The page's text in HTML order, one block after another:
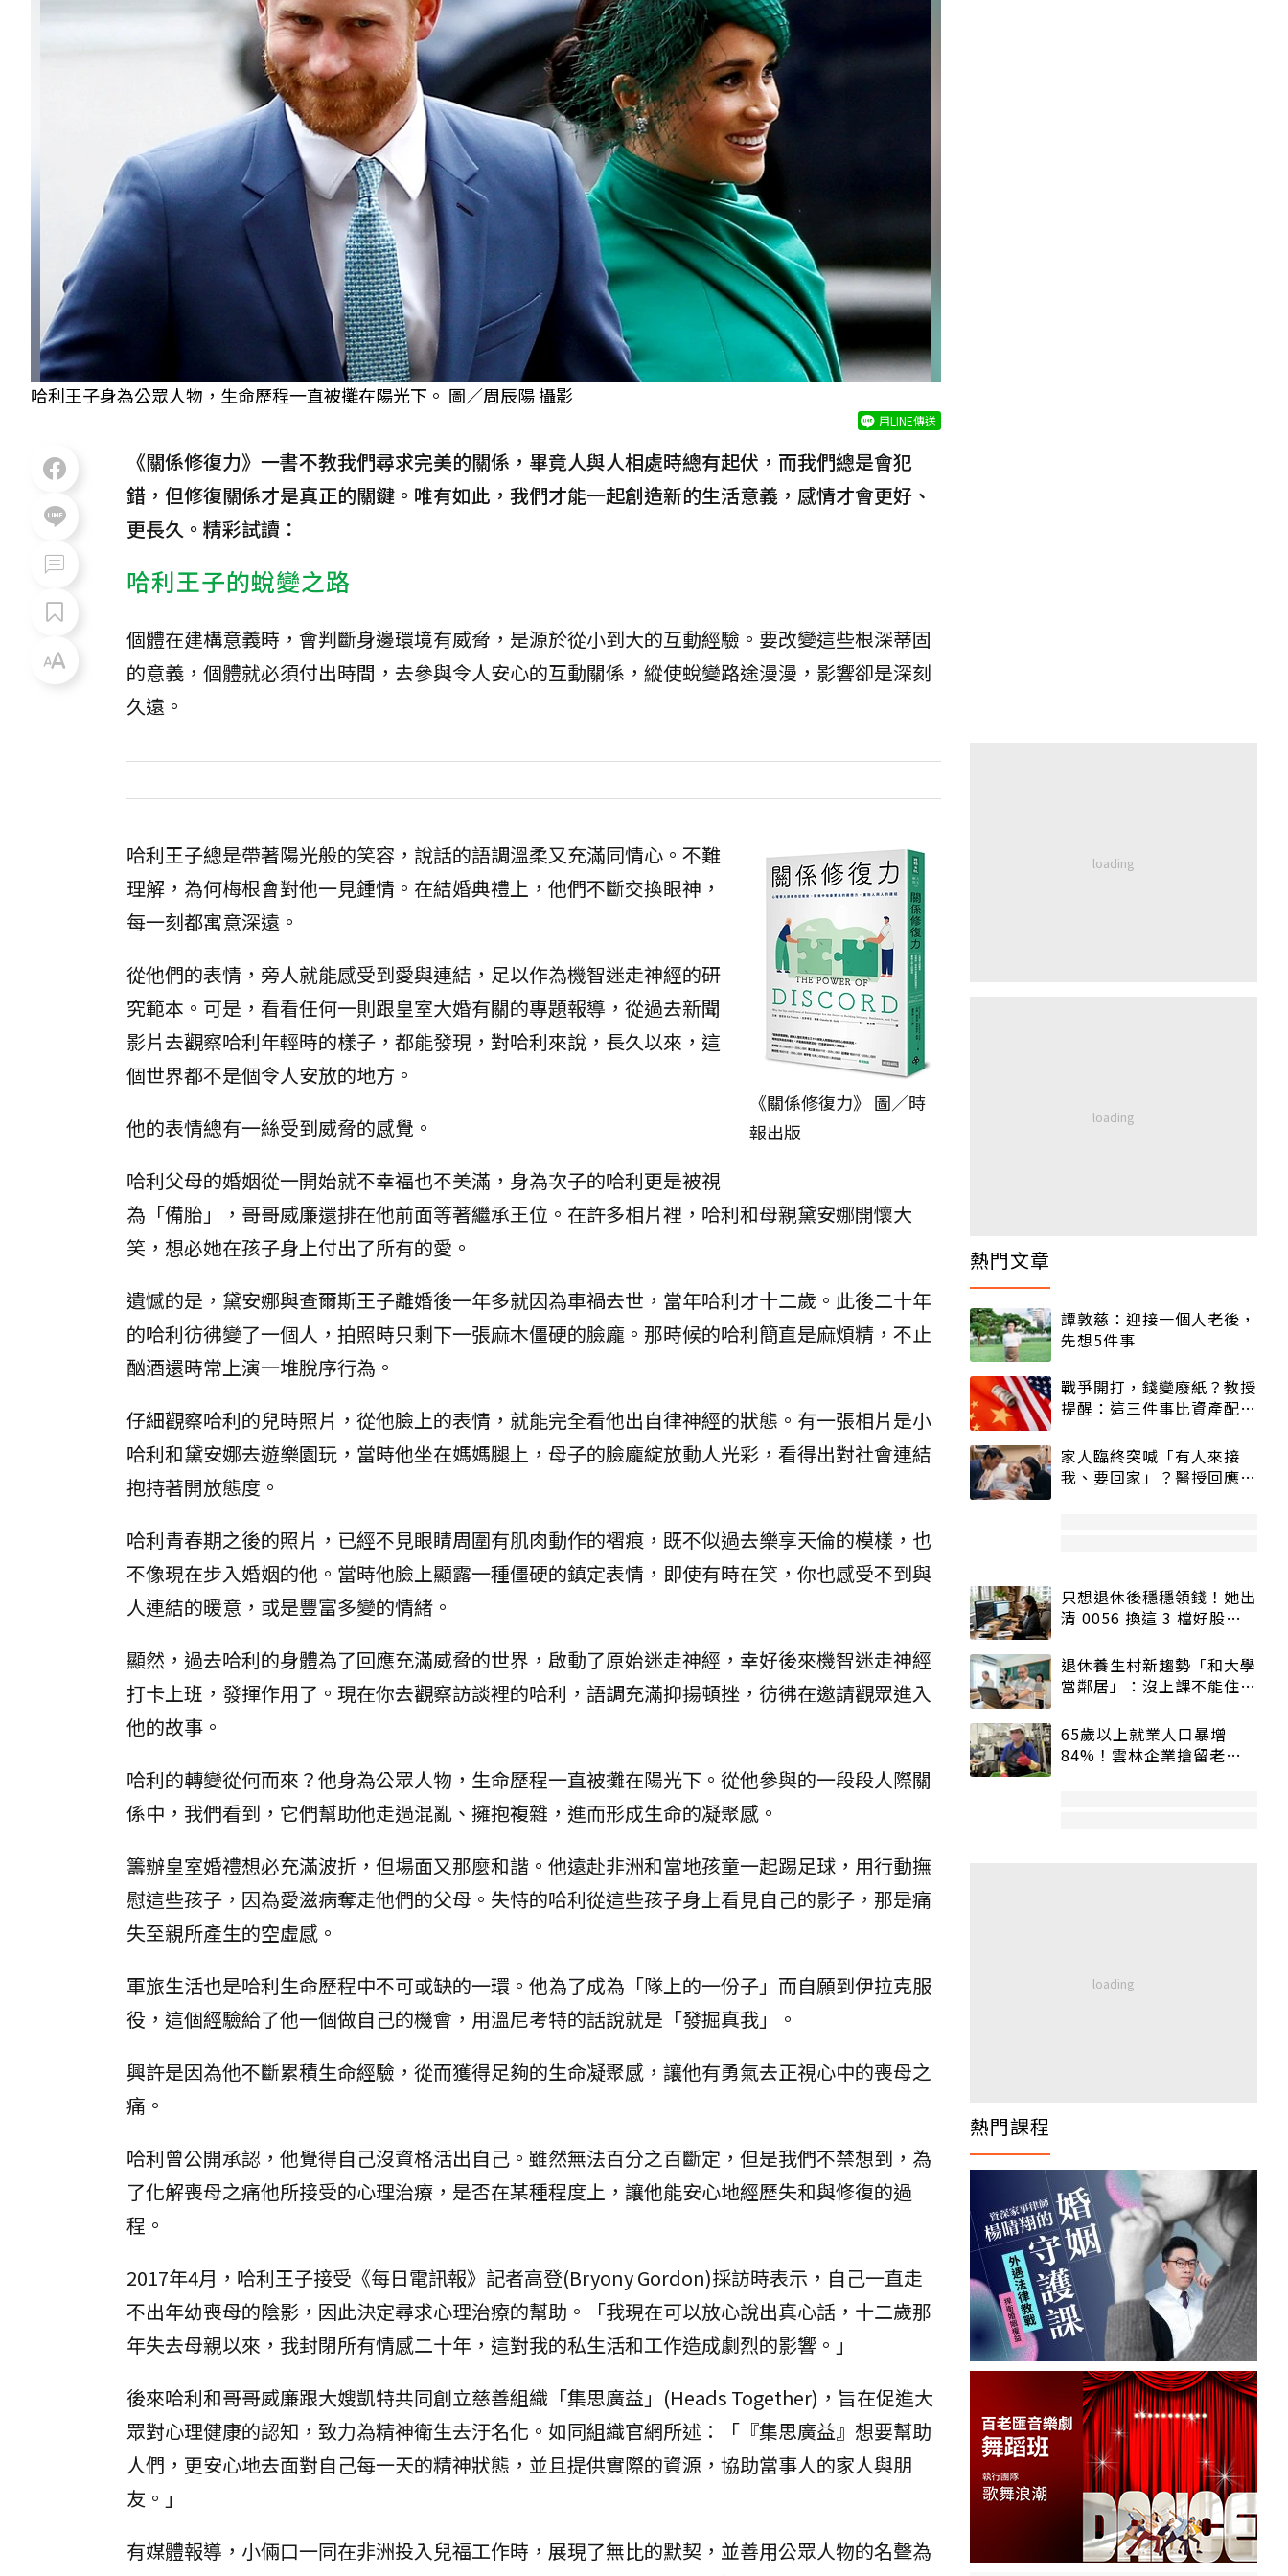
哈利王子身為公眾人物，生命歷程一直被攤在陽光下。 圖／周辰陽 攝影
用LINE傳送
《關係修復力》一書不教我們尋求完美的關係，畢竟人與人相處時總有起伏，而我們總是會犯
錯，但修復關係才是真正的關鍵。唯有如此，我們才能一起創造新的生活意義，感情才會更好、
更長久。精彩試讀：
哈利王子的蛻變之路
個體在建構意義時，會判斷身邊環境有威脅，是源於從小到大的互動經驗。要改變這些根深蒂固
的意義，個體就必須付出時間，去參與令人安心的互動關係，縱使蛻變路途漫漫，影響卻是深刻
久遠。
《關係修復力》 圖／時
報出版
哈利王子總是帶著陽光般的笑容，說話的語調溫柔又充滿同情心。不難
理解，為何梅根會對他一見鍾情。在結婚典禮上，他們不斷交換眼神，
每一刻都寓意深遠。
從他們的表情，旁人就能感受到愛與連結，足以作為機智迷走神經的研
究範本。可是，看看任何一則跟皇室大婚有關的專題報導，從過去新聞
影片去觀察哈利年輕時的樣子，都能發現，對哈利來說，長久以來，這
個世界都不是個令人安放的地方。
他的表情總有一絲受到威脅的感覺。
哈利父母的婚姻從一開始就不幸福也不美滿，身為次子的哈利更是被視
為「備胎」，哥哥威廉還排在他前面等著繼承王位。在許多相片裡，哈利和母親黛安娜開懷大
笑，想必她在孩子身上付出了所有的愛。
遺憾的是，黛安娜與查爾斯王子離婚後一年多就因為車禍去世，當年哈利才十二歲。此後二十年
的哈利彷彿變了一個人，拍照時只剩下一張麻木僵硬的臉龐。那時候的哈利簡直是麻煩精，不止
酗酒還時常上演一堆脫序行為。
仔細觀察哈利的兒時照片，從他臉上的表情，就能完全看他出自律神經的狀態。有一張相片是小
哈利和黛安娜去遊樂園玩，當時他坐在媽媽腿上，母子的臉龐綻放動人光彩，看得出對社會連結
抱持著開放態度。
哈利青春期之後的照片，已經不見眼睛周圍有肌肉動作的褶痕，既不似過去樂享天倫的模樣，也
不像現在步入婚姻的他。當時他臉上顯露一種僵硬的鎮定表情，即使有時在笑，你也感受不到與
人連結的暖意，或是豐富多變的情緒。
顯然，過去哈利的身體為了回應充滿威脅的世界，啟動了原始迷走神經，幸好後來機智迷走神經
打卡上班，發揮作用了。現在你去觀察訪談裡的哈利，語調充滿抑揚頓挫，彷彿在邀請觀眾進入
他的故事。
哈利的轉變從何而來？他身為公眾人物，生命歷程一直被攤在陽光下。從他參與的一段段人際關
係中，我們看到，它們幫助他走過混亂、擁抱複雜，進而形成生命的凝聚感。
籌辦皇室婚禮想必充滿波折，但場面又那麼和諧。他遠赴非洲和當地孩童一起踢足球，用行動撫
慰這些孩子，因為愛滋病奪走他們的父母。失恃的哈利從這些孩子身上看見自己的影子，那是痛
失至親所產生的空虛感。
軍旅生活也是哈利生命歷程中不可或缺的一環。他為了成為「隊上的一份子」而自願到伊拉克服
役，這個經驗給了他一個做自己的機會，用溫尼考特的話說就是「發掘真我」。
興許是因為他不斷累積生命經驗，從而獲得足夠的生命凝聚感，讓他有勇氣去正視心中的喪母之
痛。
哈利曾公開承認，他覺得自己沒資格活出自己。雖然無法百分之百斷定，但是我們不禁想到，為
了化解喪母之痛他所接受的心理治療，是否在某種程度上，讓他能安心地經歷失和與修復的過
程。
2017年4月，哈利王子接受《每日電訊報》記者高登(Bryony Gordon)採訪時表示，自己一直走
不出年幼喪母的陰影，因此決定尋求心理治療的幫助。「我現在可以放心說出真心話，十二歲那
年失去母親以來，我封閉所有情感二十年，這對我的私生活和工作造成劇烈的影響。」
後來哈利和哥哥威廉跟大嫂凱特共同創立慈善組織「集思廣益」(Heads Together)，旨在促進大
眾對心理健康的認知，致力為精神衛生去汙名化。如同組織官網所述：「『集思廣益』想要幫助
人們，更安心地去面對自己每一天的精神狀態，並且提供實際的資源，協助當事人的家人與朋
友。」
有媒體報導，小倆口一同在非洲投入兒福工作時，展現了無比的默契，並善用公眾人物的名聲為
熱門文章
譚敦慈：迎接一個人老後，
先想5件事
戰爭開打，錢變廢紙？教授
提醒：這三件事比資產配置
家人臨終突喊「有人來接
我、要回家」？醫授回應方
只想退休後穩穩領錢！她出
清 0056 換這 3 檔好股：
退休養生村新趨勢「和大學
當鄰居」：沒上課不能住、
65歲以上就業人口暴增
84%！雲林企業搶留老員
熱門課程